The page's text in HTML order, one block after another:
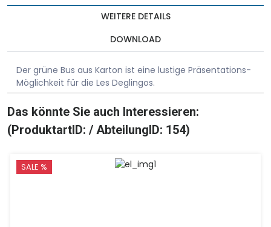
WEITERE DETAILS
DOWNLOAD
Der grüne Bus aus Karton ist eine lustige Präsentations-
Möglichkeit für die Les Deglingos.
Das könnte Sie auch Interessieren:
(ProduktartID: / AbteilungID: 154)
SALE %